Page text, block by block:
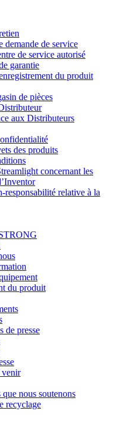
demande de service
de service autorisé
garantie
du produit
de pièces
aux Distributeurs
des produits
concernant les
responsabilité relative à la
du produit
de presse
venir
nous soutenons
recyclage